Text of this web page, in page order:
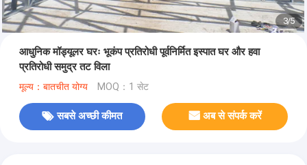
3/5
आधुनिक मॉड्यूलर घरः भूकंप प्रतिरोधी पूर्वनिर्मित इस्पात घर और हवा
प्रतिरोधी समुद्र तट विला
मूल्य：बातचीत योग्य MOQ：1 सेट
सबसे अच्छी कीमत अब से संपर्क करें